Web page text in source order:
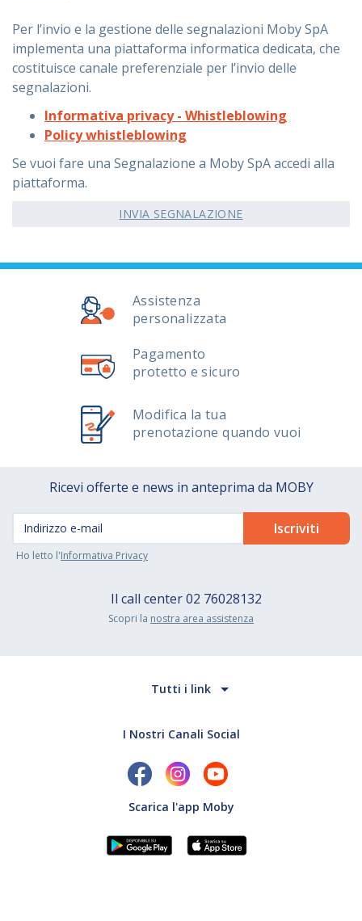
Per l’invio e la gestione delle segnalazioni Moby SpA
implementa una piattaforma informatica dedicata, che
costituisce canale preferenziale per l’invio delle
segnalazioni.
Informativa privacy - Whistleblowing
Policy whistleblowing
Se vuoi fare una Segnalazione a Moby SpA accedi alla
piattaforma.
INVIA SEGNALAZIONE
Assistenza
personalizzata
Pagamento
protetto e sicuro
Modifica la tua
prenotazione quando vuoi
Ricevi offerte e news in anteprima da MOBY
Ho letto l'Informativa Privacy
Il call center02 76028132
Scopri la nostra area assistenza
Tutti i link
I Nostri Canali Social
Scarica l'app Moby